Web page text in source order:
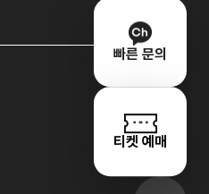
빠른 문의
티켓 예매